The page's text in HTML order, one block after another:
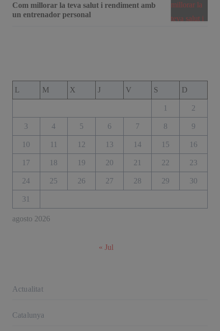
Com millorar la teva salut i rendiment amb
un entrenador personal
agosto 2026
L M X J V S D
1 2
3 4 5 6 7 8 9
10 11 12 13 14 15 16
17 18 19 20 21 22 23
24 25 26 27 28 29 30
31
« Jul
Actualitat
Catalunya